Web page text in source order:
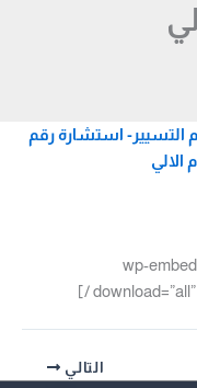
التسيير- استشارة رقم
[wp-
download=”all”
التالي